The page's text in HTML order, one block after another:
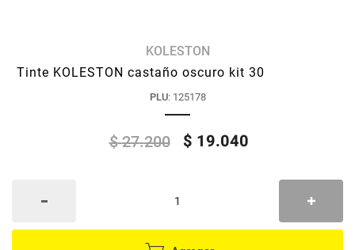
KOLESTON
Tinte KOLESTON castaño oscuro kit 30
PLU: 125178
$ 27.200 $ 19.040